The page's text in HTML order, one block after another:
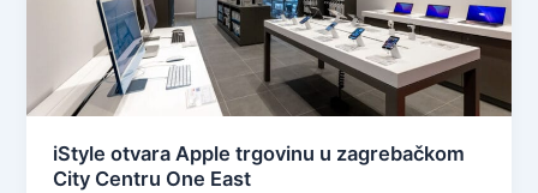
iStyle otvara Apple trgovinu u zagrebačkom
City Centru One East